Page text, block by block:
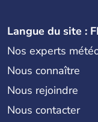
Langue du site :
Nos experts
Nous connaître
Nous rejoindre
Nous contacter